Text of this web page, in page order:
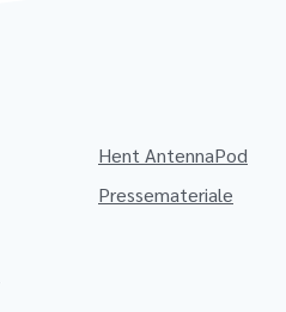
Hent AntennaPod
Pressemateriale